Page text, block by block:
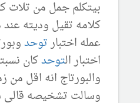
بيتكلم جمل من تلات
كلامه تقيل وديته
عمله اختبارتوحد
اختبار التوحدكان
والبورتاج انه اقل من
وسالت تشخيصه